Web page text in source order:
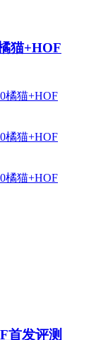
猫+HOF
首发评测